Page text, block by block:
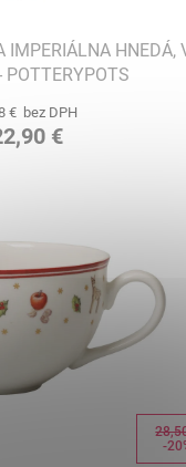
IMPERIÁLNA HNEDÁ,
POTTERYPOTS
€ bez DPH
€
-